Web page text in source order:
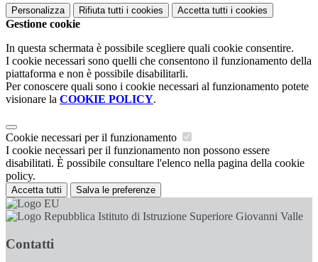
Personalizza Rifiuta tutti i cookies Accetta tutti i cookies
Gestione cookie
In questa schermata è possibile scegliere quali cookie consentire.
I cookie necessari sono quelli che consentono il funzionamento della
piattaforma e non è possibile disabilitarli.
Per conoscere quali sono i cookie necessari al funzionamento potete
visionare la COOKIE POLICY.
Cookie necessari per il funzionamento
I cookie necessari per il funzionamento non possono essere
disabilitati. È possibile consultare l'elenco nella pagina della cookie
policy.
Accetta tutti Salva le preferenze
Istituto di Istruzione Superiore Giovanni Valle
Contatti